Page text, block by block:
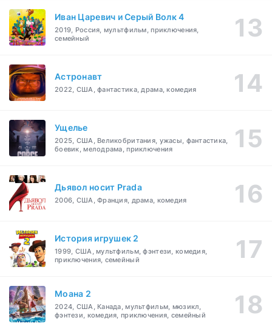
Иван Царевич и Серый Волк 4
2019, Россия, мультфильм, приключения,
семейный
Астронавт
2022, США, фантастика, драма, комедия
Ущелье
2025, США, Великобритания, ужасы, фантастика,
боевик, мелодрама, приключения
Дьявол носит Prada
2006, США, Франция, драма, комедия
История игрушек 2
1999, США, мультфильм, фэнтези, комедия,
приключения, семейный
Моана 2
2024, США, Канада, мультфильм, мюзикл,
фэнтези, комедия, приключения, семейный